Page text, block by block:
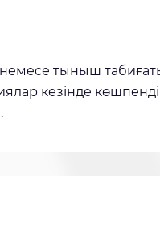
немесе тыныш
кезінде көшпенді